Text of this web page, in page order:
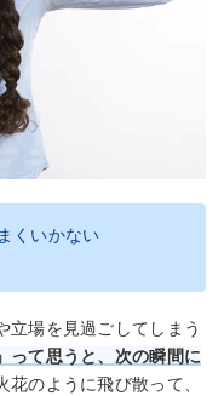
くいかない
立場を見過ごしてしまう
って思うと、次の瞬間に
のように飛び散って、